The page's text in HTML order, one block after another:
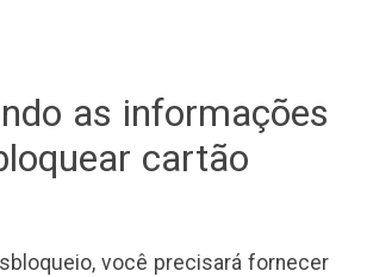
as informações
cartão
você precisará fornecer